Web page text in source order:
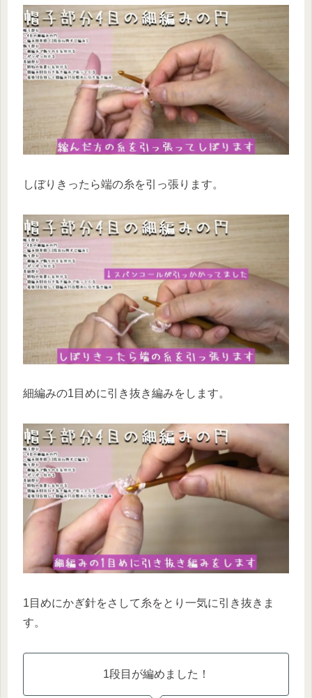
しぼりきったら端の糸を引っ張ります。
細編みの1目めに引き抜き編みをします。
1目めにかぎ針をさして糸をとり一気に引き抜きま
す。
1段目が編めました！